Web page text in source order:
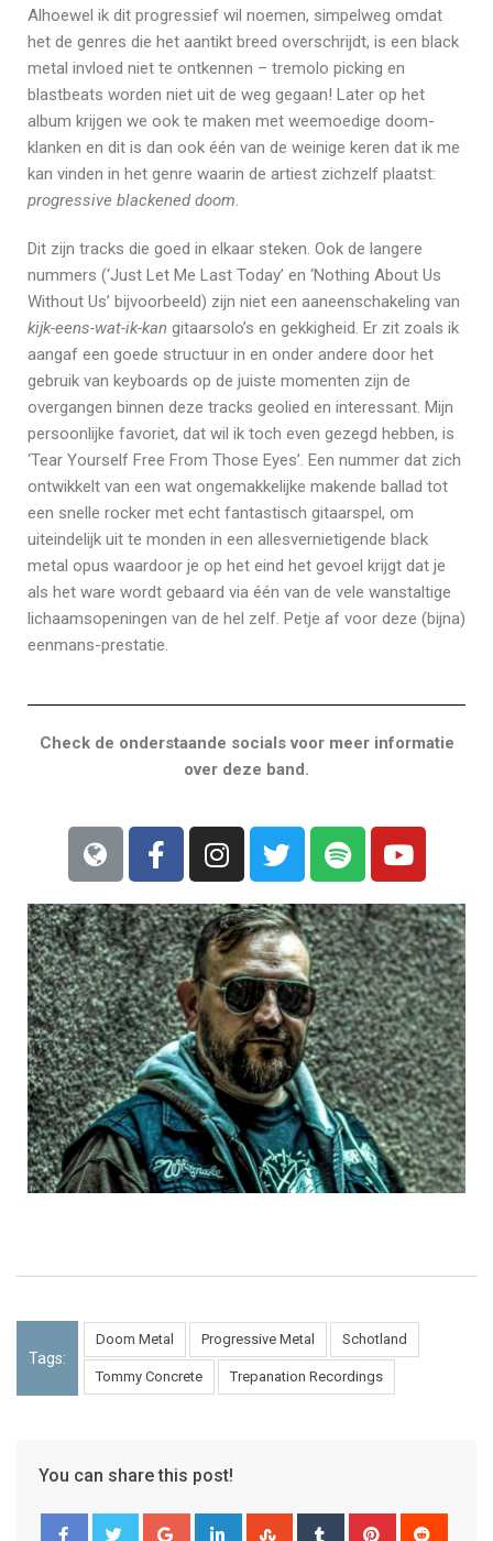
Alhoewel ik dit progressief wil noemen, simpelweg omdat
het de genres die het aantikt breed overschrijdt, is een black
metal invloed niet te ontkennen – tremolo picking en
blastbeats worden niet uit de weg gegaan! Later op het
album krijgen we ook te maken met weemoedige doom-
klanken en dit is dan ook één van de weinige keren dat ik me
kan vinden in het genre waarin de artiest zichzelf plaatst:
progressive blackened doom.
Dit zijn tracks die goed in elkaar steken. Ook de langere
nummers (‘Just Let Me Last Today’ en ‘Nothing About Us
Without Us’ bijvoorbeeld) zijn niet een aaneenschakeling van
kijk-eens-wat-ik-kan gitaarsolo’s en gekkigheid. Er zit zoals ik
aangaf een goede structuur in en onder andere door het
gebruik van keyboards op de juiste momenten zijn de
overgangen binnen deze tracks geolied en interessant. Mijn
persoonlijke favoriet, dat wil ik toch even gezegd hebben, is
‘Tear Yourself Free From Those Eyes’. Een nummer dat zich
ontwikkelt van een wat ongemakkelijke makende ballad tot
een snelle rocker met echt fantastisch gitaarspel, om
uiteindelijk uit te monden in een allesvernietigende black
metal opus waardoor je op het eind het gevoel krijgt dat je
als het ware wordt gebaard via één van de vele wanstaltige
lichaamsopeningen van de hel zelf. Petje af voor deze (bijna)
eenmans-prestatie.
Check de onderstaande socials voor meer informatie
over deze band.
Tags:
Doom Metal Progressive Metal Schotland
Tommy Concrete Trepanation Recordings
You can share this post!